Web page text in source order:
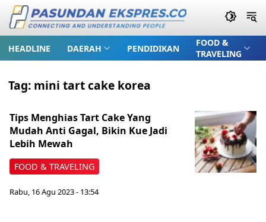
HEADLINE DAERAH PENDIDIKAN
FOOD &
TRAVELING
Tag: mini tart cake korea
FOOD & TRAVELING
Tips Menghias Tart Cake Yang
Mudah Anti Gagal, Bikin Kue Jadi
Lebih Mewah
Rabu, 16 Agu 2023 - 13:54